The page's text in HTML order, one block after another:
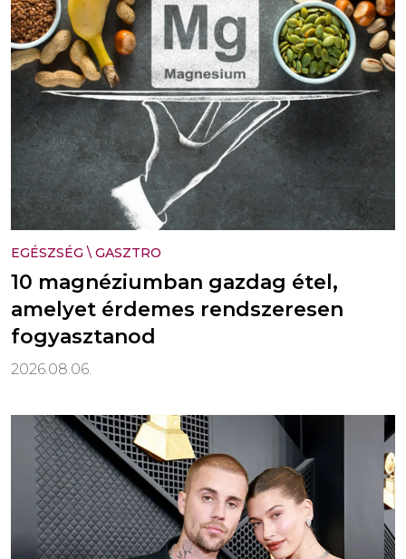
EGÉSZSÉG \ GASZTRO
10 magnéziumban gazdag étel,
amelyet érdemes rendszeresen
fogyasztanod
2026.08.06.